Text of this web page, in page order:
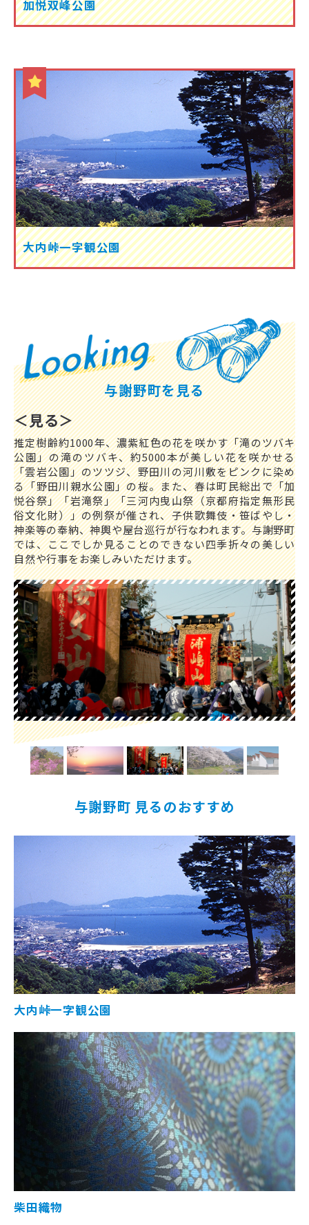
加悦双峰公園
大内峠一字観公園
与謝野町を見る
＜見る＞
推定樹齢約1000年、濃紫紅色の花を咲かす「滝のツバキ
公園」の滝のツバキ、約5000本が美しい花を咲かせる
「雲岩公園」のツツジ、野田川の河川敷をピンクに染め
る「野田川親水公園」の桜。また、春は町民総出で「加
悦谷祭」「岩滝祭」「三河内曳山祭（京都府指定無形民
俗文化財）」の例祭が催され、子供歌舞伎・笹ばやし・
神楽等の奉納、神輿や屋台巡行が行なわれます。与謝野町
では、ここでしか見ることのできない四季折々の美しい
自然や行事をお楽しみいただけます。
与謝野町 見るのおすすめ
大内峠一字観公園
柴田織物